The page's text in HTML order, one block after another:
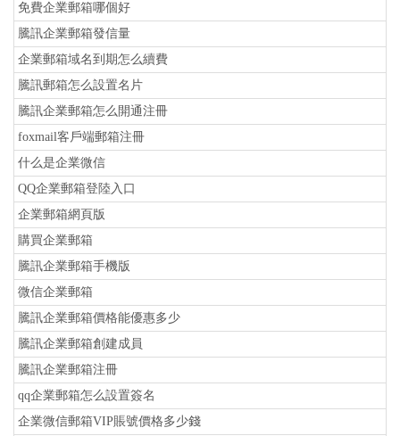
免費企業郵箱哪個好
騰訊企業郵箱發信量
企業郵箱域名到期怎么續費
騰訊郵箱怎么設置名片
騰訊企業郵箱怎么開通注冊
foxmail客戶端郵箱注冊
什么是企業微信
QQ企業郵箱登陸入口
企業郵箱網頁版
購買企業郵箱
騰訊企業郵箱手機版
微信企業郵箱
騰訊企業郵箱價格能優惠多少
騰訊企業郵箱創建成員
騰訊企業郵箱注冊
qq企業郵箱怎么設置簽名
企業微信郵箱VIP賬號價格多少錢